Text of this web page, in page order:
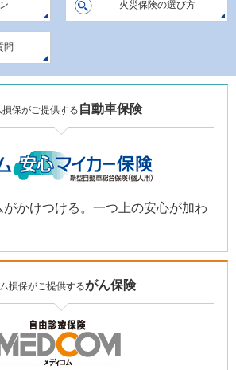
火災保険の選び方
問
損保がご提供する 自動車保険
かけつける。一つ上の安心が加わ
損保がご提供するがん保険